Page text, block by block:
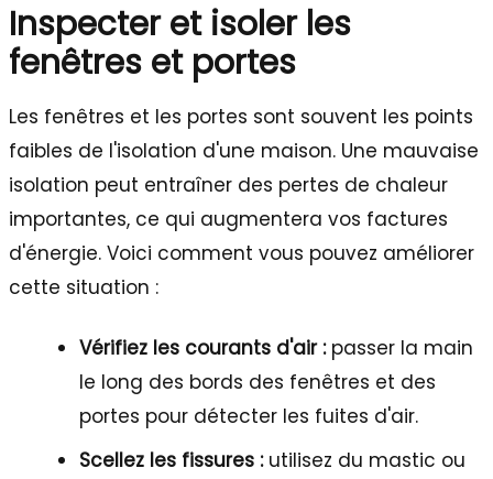
Inspecter et isoler les
fenêtres et portes
Les fenêtres et les portes sont souvent les points
faibles de l'isolation d'une maison. Une mauvaise
isolation peut entraîner des pertes de chaleur
importantes, ce qui augmentera vos factures
d'énergie. Voici comment vous pouvez améliorer
cette situation :
Vérifiez les courants d'air :passer la main
le long des bords des fenêtres et des
portes pour détecter les fuites d'air.
Scellez les fissures :utilisez du mastic ou